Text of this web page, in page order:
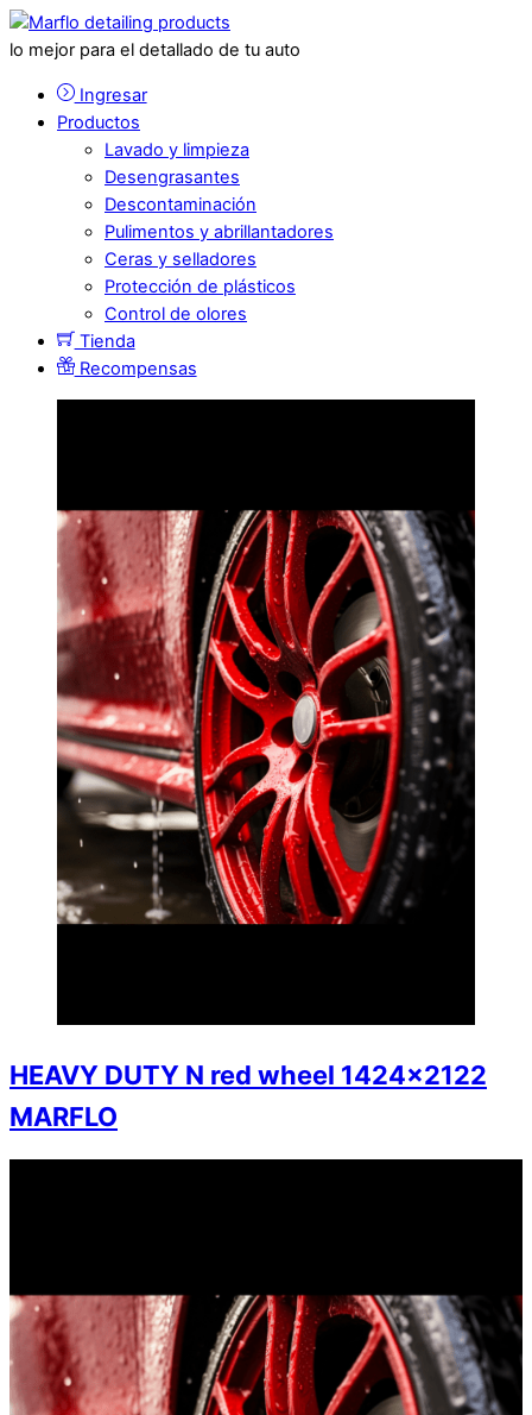
lo mejor para el detallado de tu auto
Ingresar
Productos
Lavado y limpieza
Desengrasantes
Descontaminación
Pulimentos y abrillantadores
Ceras y selladores
Protección de plásticos
Control de olores
Tienda
Recompensas
HEAVY DUTY N red wheel 1424×2122
MARFLO